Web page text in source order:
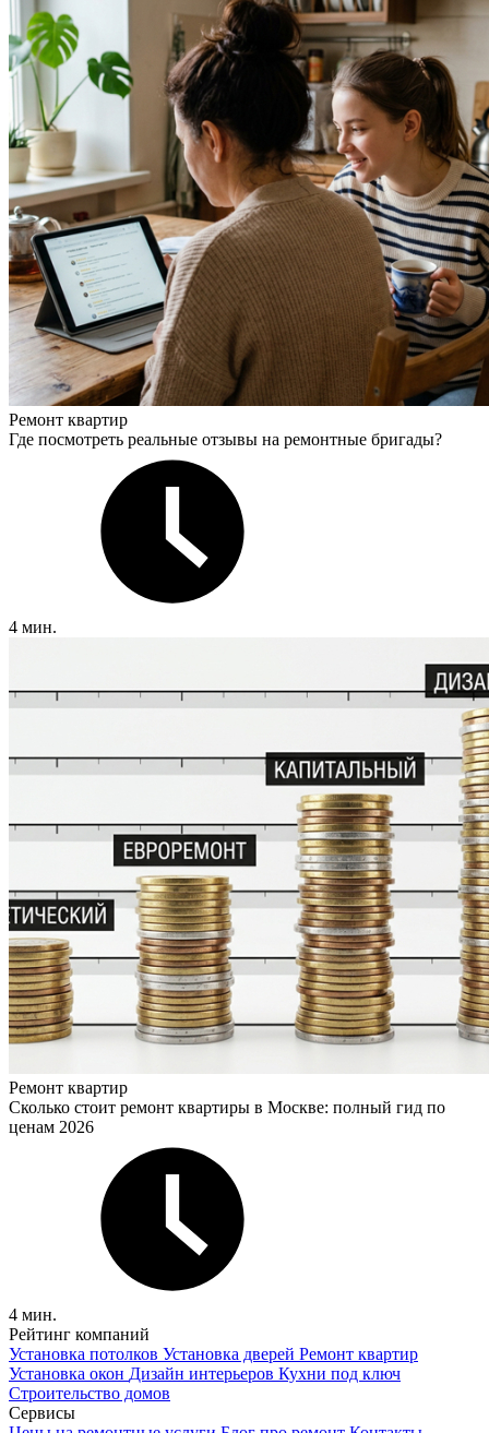
Ремонт квартир
Где посмотреть реальные отзывы на ремонтные бригады?
4 мин.
Ремонт квартир
Сколько стоит ремонт квартиры в Москве: полный гид по
ценам 2026
4 мин.
Рейтинг компаний
Установка потолков Установка дверей Ремонт квартир
Установка окон Дизайн интерьеров Кухни под ключ
Строительство домов
Сервисы